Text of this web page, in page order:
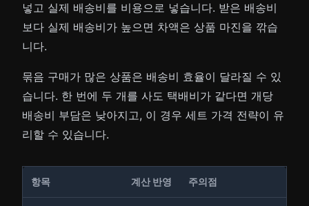
넣고 실제 배송비를 비용으로 넣습니다. 받은 배송비
보다 실제 배송비가 높으면 차액은 상품 마진을 깎습
니다.
묶음 구매가 많은 상품은 배송비 효율이 달라질 수 있
습니다. 한 번에 두 개를 사도 택배비가 같다면 개당
배송비 부담은 낮아지고, 이 경우 세트 가격 전략이 유
리할 수 있습니다.
항목 계산 반영 주의점